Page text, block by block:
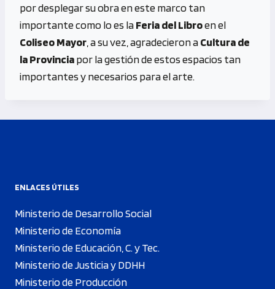
por desplegar su obra en este marco tan
importante como lo es laFeria del Libroen el
Coliseo Mayor , a su vez, agradecieron aCultura de
la Provinciapor la gestión de estos espacios tan
importantes y necesarios para el arte.
ENLACES ÚTILES
Ministerio de Desarrollo Social
Ministerio de Economía
Ministerio de Educación, C. y Tec.
Ministerio de Justicia y DDHH
Ministerio de Producción